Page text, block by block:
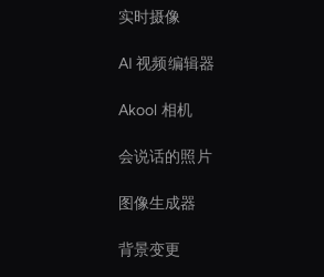
实时摄像
AI 视频编辑器
Akool 相机
会说话的照片
图像生成器
背景变更